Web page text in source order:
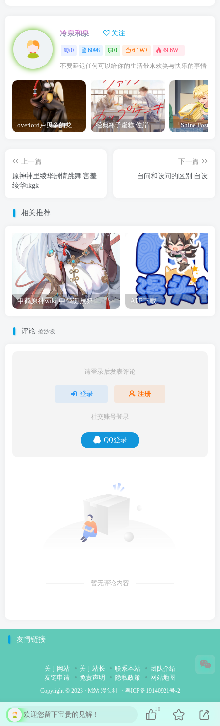
冷泉和泉 关注
0 6098 0 6.1W+ 49.6W+
不要延迟任何可以给你的生活带来欢笑与快乐的事情
overlord卢贝多的龙王谁厉害 「Overlord」露普斯蕾琪娜·贝塔手办开订 经典杯子蛋糕 佐岸 漫画「经典杯子蛋糕」宣布真人日剧化
上一篇
原神神里绫华剧情跳舞 害羞
绫华rkgk
下一篇
自问和设问的区别 自设
相关推荐
申鹤原神wiki 申鹤诞辰祭 APP下载
评论 抢沙发
请登录后发表评论
登录 注册
社交账号登录
QQ登录
暂无评论内容
友情链接
关于网站 关于站长 联系本站
团队介绍
友链申请
免责声明 隐私政策 网站地图
Copyright © 2023 · M站 漫头社 · 粤ICP备19140921号-2
欢迎您留下宝贵的见解！
10